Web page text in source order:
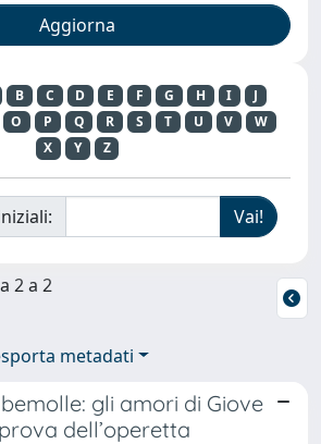
B C D E F G H I
J
O P Q R S T U V
W
X
Y Z
2 a 2
metadati
gli amori di Giove
dell’operetta